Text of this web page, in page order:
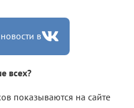
в
всех?
показываются на сайте